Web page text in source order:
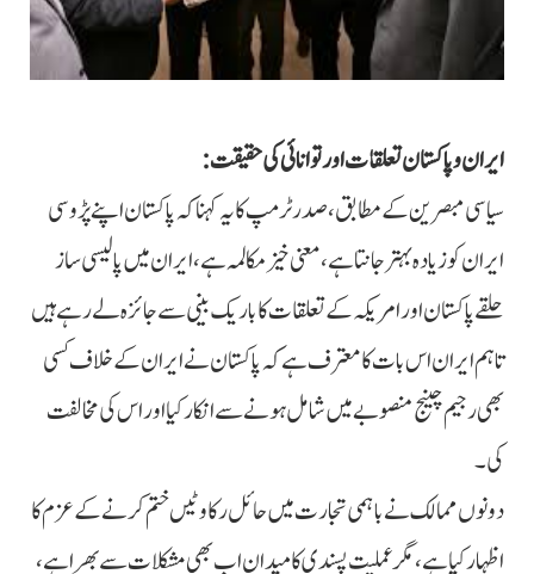
ایران وپاکستان تعلقات اور توانائی کی حقیقت:
سیاسی مبصرین کے مطابق، صدر ٹرمپ کا یہ کہنا کہ پاکستان اپنے پڑوسی
ایران کو زیادہ بہتر جانتا ہے،معنی خیز مکالمہ ہے،ایران میں پالیسی ساز
حلقے پاکستان اور امریکہ کے تعلقات کا باریک بینی سے جائزہ لے رہے ہیں
تاہم ایران اس بات کا معترف ہے کہ پاکستان نے ایران کے خلاف کسی
بھی رجیم چینج منصوبے میں شامل ہونے سے انکار کیا اور اس کی مخالفت
کی۔
دونوں ممالک نے باہمی تجارت میں حائل رکاوٹیں ختم کرنے کے عزم کا
اظہار کیا ہے، مگر عملیت پسندی کا میدان اب بھی مشکلات سے بھرا ہے،